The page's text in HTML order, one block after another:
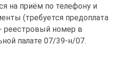
на приём по телефону и
(требуется предоплата
реестровый номер в
палате 07/39-н/07.